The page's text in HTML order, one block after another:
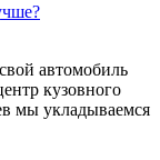
автомобиль
кузовного
мы укладываемся